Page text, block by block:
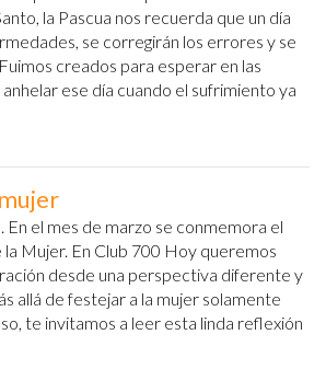
la Pascua nos recuerda que un día
se corregirán los errores y se
creados para esperar en las
ese día cuando el sufrimiento ya
En el mes de marzo se conmemora el
Mujer. En Club 700 Hoy queremos
desde una perspectiva diferente y
allá de festejar a la mujer solamente
te invitamos a leer esta linda reflexión